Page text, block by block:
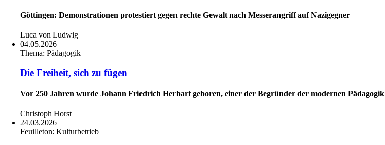
Göttingen: Demonstrationen protestiert gegen rechte Gewalt nach Messerangriff auf Nazigegner
Luca von Ludwig
04.05.2026
Thema: Pädagogik
Die Freiheit, sich zu fügen
Vor 250 Jahren wurde Johann Friedrich Herbart geboren, einer der Begründer der modernen Pädagogik
Christoph Horst
24.03.2026
Feuilleton: Kulturbetrieb